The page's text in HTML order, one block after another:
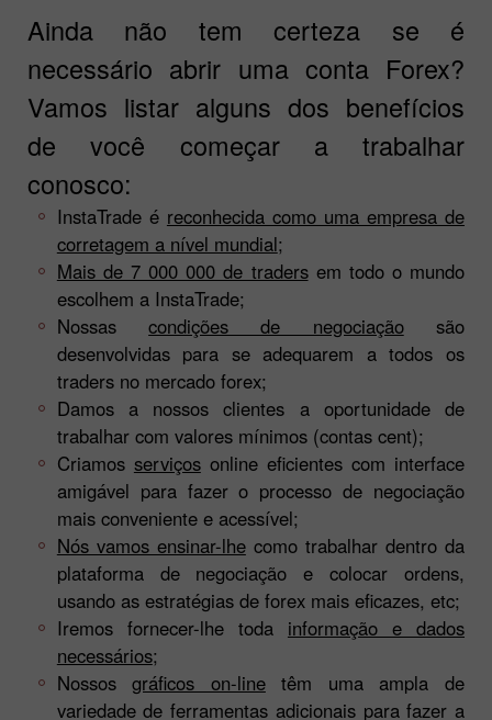
Ainda não tem certeza se é
necessário abrir uma conta Forex?
Vamos listar alguns dos benefícios
de você começar a trabalhar
conosco:
InstaTrade é reconhecida como uma empresa de
corretagem a nível mundial;
Mais de 7 000 000 de tradersem todo o mundo
escolhem a InstaTrade;
Nossascondições de negociaçãosão
desenvolvidas para se adequarem a todos os
traders no mercado forex;
Damos a nossos clientes a oportunidade de
trabalhar com valores mínimos (contas cent);
Criamos serviçosonline eficientes com interface
amigável para fazer o processo de negociação
mais conveniente e acessível;
Nós vamos ensinar-lhecomo trabalhar dentro da
plataforma de negociação e colocar ordens,
usando as estratégias de forex mais eficazes, etc;
Iremos fornecer-lhe toda informação e dados
necessários;
Nossosgráficos on-linetêm uma ampla de
variedade de ferramentas adicionais para fazer a